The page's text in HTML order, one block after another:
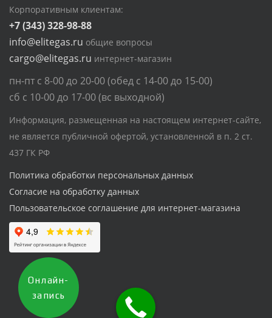
Корпоративным клиентам:
+7 (343) 328-98-88
info@elitegas.ru общие вопросы
cargo@elitegas.ru интернет-магазин
пн-пт с 8-00 до 20-00 (обед с 14-00 до 15-00)
сб с 10-00 до 17-00 (вс выходной)
Информация, размещенная на настоящем интернет-сайте,
не является публичной офертой, установленной в п. 2 ст.
437 ГК РФ
Политика обработки персональных данных
Согласие на обработку данных
Пользовательское соглашение для интернет-магазина
Онлайн-
запись